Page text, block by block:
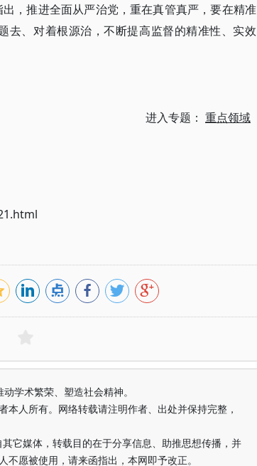
，推进全面从严治党，重在真管真严，要在精准
去、对着根源治，不断提高监督的精准性、实效
进入专题： 重点领域
学术繁荣、塑造社会精神。
人所有。网络转载请注明作者、出处并保持完整，
它媒体，转载目的在于分享信息、助推思想传播，并
愿被使用，请来函指出，本网即予改正。